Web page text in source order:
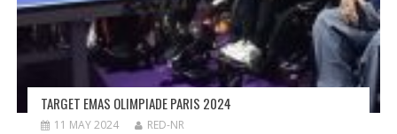
TARGET EMAS OLIMPIADE PARIS 2024
11 MAY 2024 RED-NR